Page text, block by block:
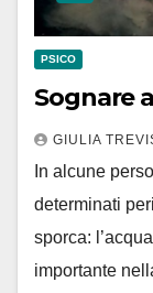
PSICO
Sognare
GIULIA
In alcune
determinati
sporca:
importante